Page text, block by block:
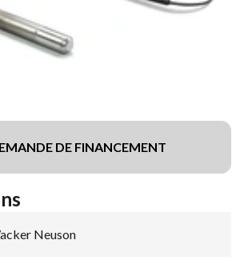
DE FINANCEMENT
Neuson